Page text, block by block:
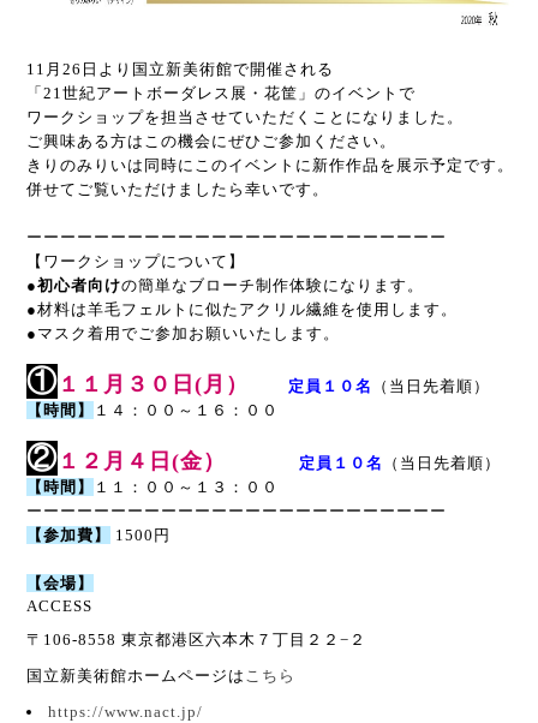
11月26日より国立新美術館で開催される
「21世紀アートボーダレス展・花筐」のイベントで
ワークショップを担当させていただくことになりました。
ご興味ある方はこの機会にぜひご参加ください。
きりのみりいは同時にこのイベントに新作作品を展示予定です。
併せてご覧いただけましたら幸いです。
ーーーーーーーーーーーーーーーーーーーーーーーーー
【ワークショップについて】
●初心者向けの簡単なブローチ制作体験になります。
●材料は羊毛フェルトに似たアクリル繊維を使用します。
●マスク着用でご参加お願いいたします。
① １１ 月３０ 日(月） 定員１０名
（当日先着順）
【時間】
１４：００～１６：００
② １２ 月４ 日(金） 定員１０名
（当日先着順）
【時間】
１１：００～１３：００
ーーーーーーーーーーーーーーーーーーーーーーーーー
【参加費】
1500円
【会場】
ACCESS
〒106-8558 東京都港区六本木７丁目２２−２
国立新美術館ホームページは こちら
https://www.nact.jp/